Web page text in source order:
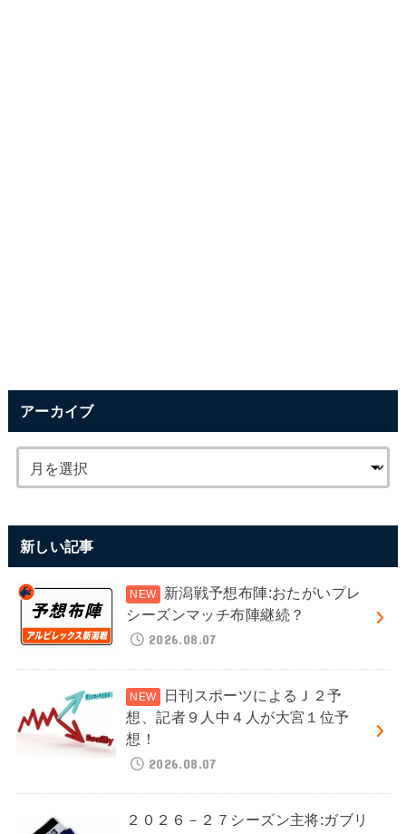
アーカイブ
新しい記事
新潟戦予想布陣:おたがいプレ
シーズンマッチ布陣継続？
2026.08.07
日刊スポーツによるＪ２予
想、記者９人中４人が大宮１位予
想！
2026.08.07
２０２６－２７シーズン主将:ガブリ